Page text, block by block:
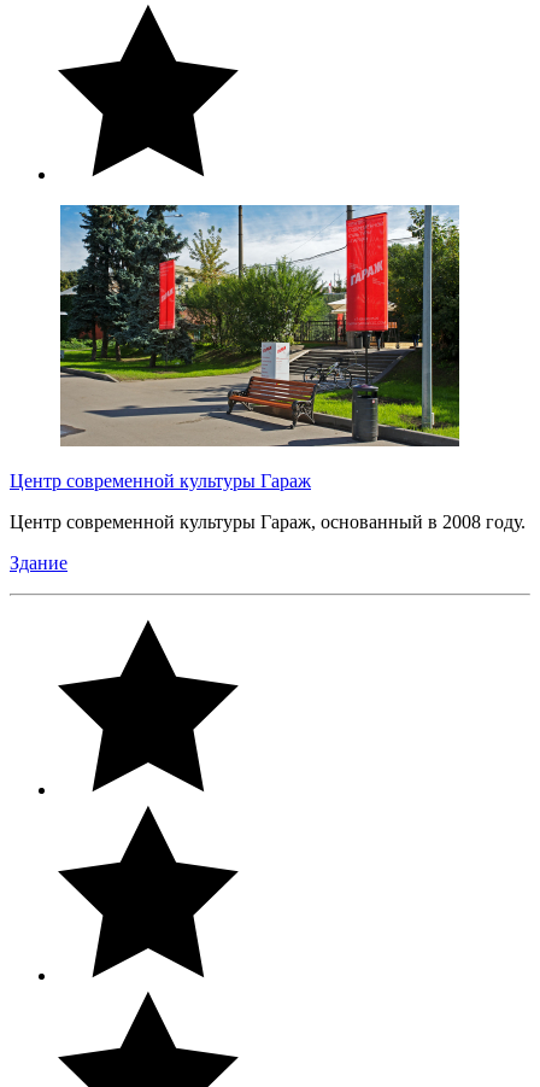
Центр современной культуры Гараж
Центр современной культуры Гараж, основанный в 2008 году.
Здание